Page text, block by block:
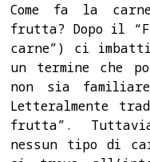
Come fa la
frutta? Dopo il
carne”) ci
un termine che
non sia
Letteralmente
frutta”.
nessun tipo di